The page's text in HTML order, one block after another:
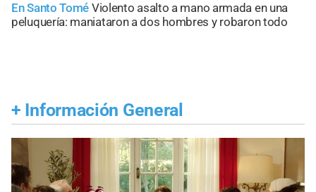
En Santo Tomé Violento asalto a mano armada en una
peluquería: maniataron a dos hombres y robaron todo
+ Información General